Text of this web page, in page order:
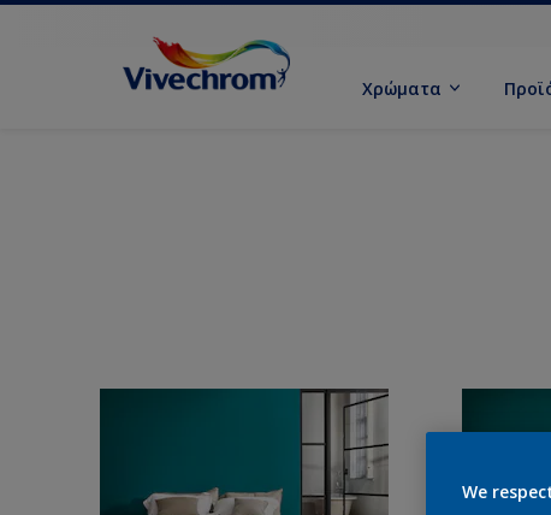
Χρώματα
We